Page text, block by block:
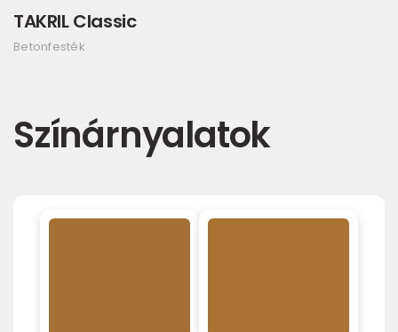
TAKRIL Classic
Betonfesték
Színárnyalatok